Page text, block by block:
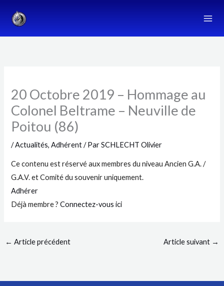
20 Octobre 2019 – Hommage au
Colonel Beltrame – Neuville de
Poitou (86)
/Actualités,Adhérent/ ParSCHLECHT Olivier
Ce contenu est réservé aux membres du niveau Ancien G.A. /
G.A.V. et Comité du souvenir uniquement.
Adhérer
Déjà membre ?Connectez-vous ici
← Article précédent Article suivant →